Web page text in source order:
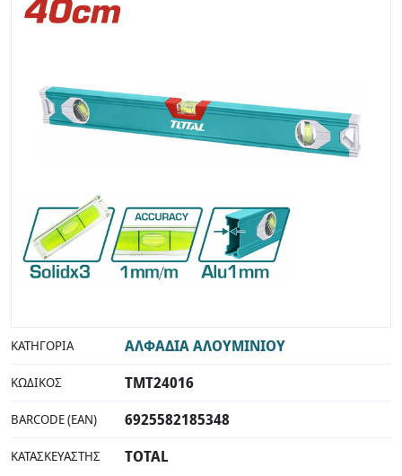
ΚΑΤΗΓΟΡΊΑ ΑΛΦΑΔΙΑ ΑΛΟΥΜΙΝΙΟΥ
ΚΩΔΙΚΌΣ TMT24016
BARCODE (EAN) 6925582185348
ΚΑΤΑΣΚΕΥΑΣΤΉΣ TOTAL